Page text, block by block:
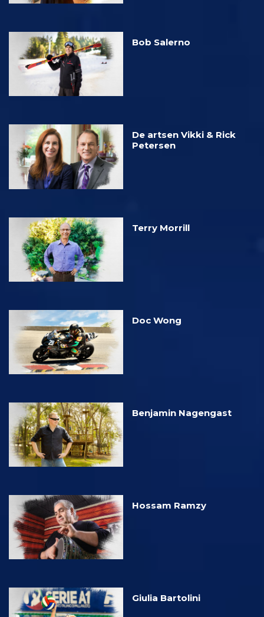
Bob Salerno
De artsen Vikki & Rick
Petersen
Terry Morrill
Doc Wong
Benjamin Nagengast
Hossam Ramzy
Giulia Bartolini